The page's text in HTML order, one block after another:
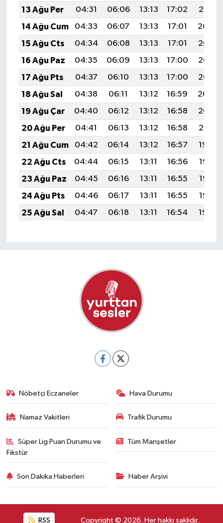
13 Ağu Per
04:31 06:06 13:13 17:02
20:10
14 Ağu Cum
04:33 06:07 13:13 17:01
20:09
15 Ağu Cts
04:34 06:08 13:13 17:01
20:08
16 Ağu Paz
04:35 06:09 13:13 17:00
20:06
17 Ağu Pts
04:37 06:10 13:13 17:00
20:05
18 Ağu Sal
04:38 06:11 13:12 16:59
20:04
19 Ağu Çar
04:40 06:12 13:12 16:58
20:02
20 Ağu Per
04:41 06:13 13:12 16:58
20:01
21 Ağu Cum
04:42 06:14 13:12 16:57
19:59
22 Ağu Cts
04:44 06:15 13:11 16:56
19:58
23 Ağu Paz
04:45 06:16 13:11 16:55
19:57
24 Ağu Pts
04:46 06:17 13:11 16:55
19:55
25 Ağu Sal
04:47 06:18 13:11 16:54 19:54
Nöbetçi Eczaneler Hava Durumu
Namaz Vakitleri Trafik Durumu
Süper Lig Puan Durumu ve
Fikstür
Tüm Manşetler
Son Dakika Haberleri Haber Arşivi
RSS Copyright © 2026. Her hakkı saklıdır.